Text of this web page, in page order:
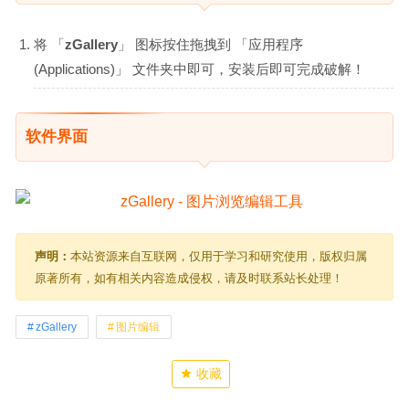
将 「zGallery 」 图标按住拖拽到 「应用程序
(Applications)」 文件夹中即可，安装后即可完成破解！
软件界面
声明： 本站资源来自互联网，仅用于学习和研究使用，版权归属
原著所有，如有相关内容造成侵权，请及时联系站长处理！
zGallery 图片编辑
收藏